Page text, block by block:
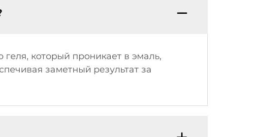
который проникает в эмаль,
заметный результат за